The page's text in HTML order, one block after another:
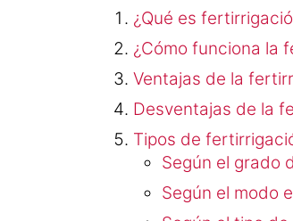
¿Qué es
¿Cómo funciona la
Ventajas de la
Desventajas de la
Tipos de
Según el grado
Según el modo